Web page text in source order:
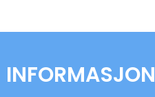
INFORMASJON